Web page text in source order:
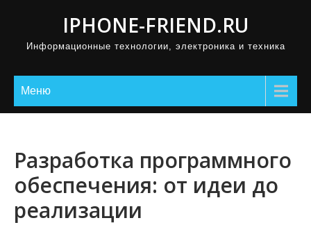
IPHONE-FRIEND.RU
Информационные технологии, электроника и техника
Меню
Разработка программного
обеспечения: от идеи до
реализации